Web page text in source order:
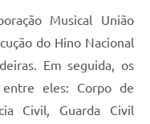
Musical União
do Hino Nacional
Em seguida, os
eles: Corpo de
Civil, Guarda Civil